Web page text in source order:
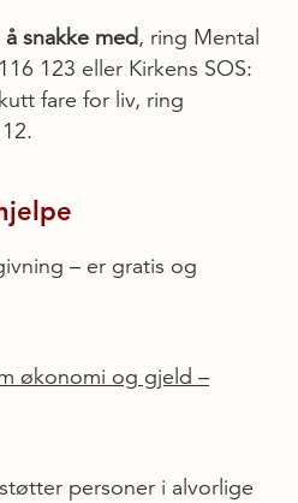
snakke med, ring Mental
123 eller Kirkens SOS:
fare for liv, ring
– er gratis og
økonomi og gjeld –
personer i alvorlige